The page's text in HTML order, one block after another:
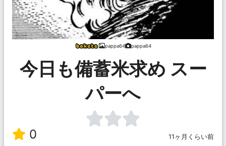
pappa64 pappa64
今日も備蓄米求め スー
パーへ
0 11ヶ月くらい前